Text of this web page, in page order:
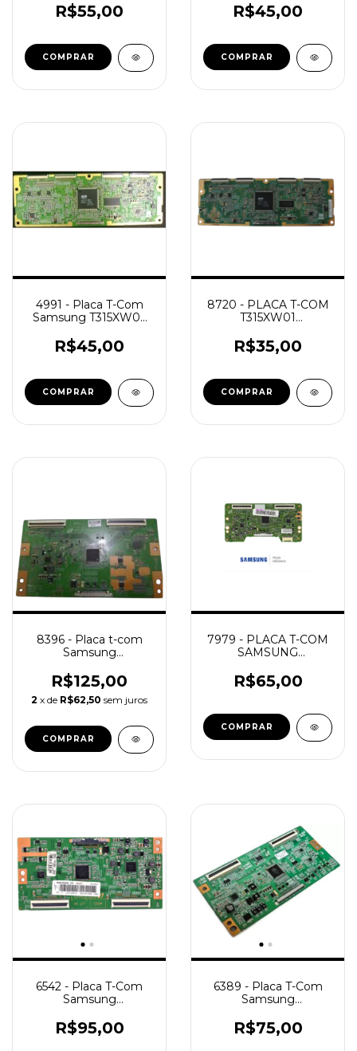
Nova
R$55,00
Ln40n81bx
Ln52m81bx
R$45,00
4991 - Placa T-Com
Samsung T315XW02
R$45,00
8720 - PLACA T-COM
T315XW01
LN26R NOVA
R$35,00
8396 - Placa t-com
Samsung
Ud46e-c
R$125,00
2 x de R$62,50 sem juros
7979 - PLACA T-COM
SAMSUNG
00570B BN97-06362B
R$65,00
6542 - Placa T-Com
Samsung
BN95-00493A BN98-
03130A
R$95,00
6389 - Placa T-Com
Samsung
Ln32b530 /
R$75,00